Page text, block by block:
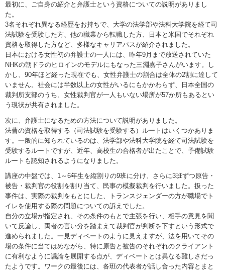
最初に、ご自身の紹介と弁護士という資格についての説明がありまし
た。
3名それぞれ異なる経歴をお持ちで、大学の法学部や法科大学院を経て司
法試験を受験した方、他の職業から転職した方、日本と米国でそれぞれ
資格を取得した方など、多様なキャリアパスが紹介されました。
日本における女性初の弁護士の一人には、昨年9月まで放送されていた
NHKの朝ドラのヒロインのモデルにもなった三淵嘉子さんがいます。し
かし、90年ほど経った現在でも、女性弁護士の割合は全体の2割に達して
いません。社会には半数以上の女性がいるにもかかわらず、日本全国の
裁判所支部のうち、女性裁判官が一人もいない場所が57か所もあるとい
う現状が共有されました。
次に、弁護士になるための方法について説明がありました。
法曹の資格を取得する（司法試験を受験する）ルートはいくつかありま
す。一般的に知られているのは、法学部や法科大学院を経て司法試験を
受験するルートですが、近年、高校生の合格者が出たことで、予備試験
ルートも認知されるようになりました。
講座の中盤では、1～6年生を縦割りの9班に分け、さらに3班ずつ原告・
被告・裁判官の役割を割り当て、民事の模擬裁判を行いました。扱った
事件は、実際の裁判をもとにした、トランスジェンダーの方が職場でト
イレを使用する際の問題についての訴えでした。
自分の立場が指定され、その条件のもとで主張を行い、相手の意見を聞
いて反論し、両者の言い分を踏まえて裁判官が判断を下すという形式で
進められました。一見ディベートのように見えますが、法を用いてその
場の条件に当てはめながら、特に原告と被告のそれぞれのクライアント
に有利なように議論を展開する点が、ディベートとは異なる難しさだっ
たようです。ワークの最後には、各班の代表者が話し合った内容とまと